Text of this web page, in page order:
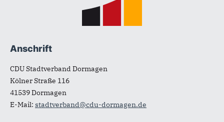
Anschrift
CDU Stadtverband Dormagen
Kölner Straße 116
41539Dormagen
E-Mail: stadtverband@cdu-dormagen.de